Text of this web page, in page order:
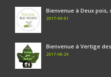
Bienvenue à Deux pois,
2017-09-01
Bienvenue à Vertige
2017-08-29